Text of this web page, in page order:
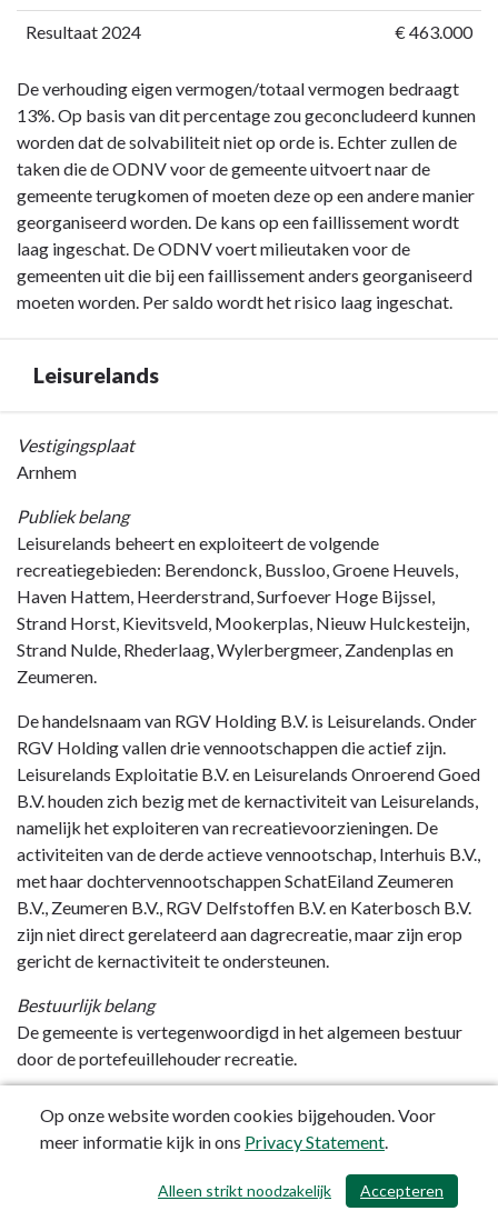
Resultaat 2024 € 463.000
De verhouding eigen vermogen/totaal vermogen bedraagt
13%. Op basis van dit percentage zou geconcludeerd kunnen
worden dat de solvabiliteit niet op orde is. Echter zullen de
taken die de ODNV voor de gemeente uitvoert naar de
gemeente terugkomen of moeten deze op een andere manier
georganiseerd worden. De kans op een faillissement wordt
laag ingeschat. De ODNV voert milieutaken voor de
gemeenten uit die bij een faillissement anders georganiseerd
moeten worden. Per saldo wordt het risico laag ingeschat.
Leisurelands
Terug
naar
Jaarverslag
Paragraaf
Verbonden
partijen
Vestigingsplaat
Arnhem
Publiek belang
Leisurelands beheert en exploiteert de volgende
recreatiegebieden: Berendonck, Bussloo, Groene Heuvels,
Haven Hattem, Heerderstrand, Surfoever Hoge Bijssel,
Strand Horst, Kievitsveld, Mookerplas, Nieuw Hulckesteijn,
Strand Nulde, Rhederlaag, Wylerbergmeer, Zandenplas en
Zeumeren.
De handelsnaam van RGV Holding B.V. is Leisurelands. Onder
RGV Holding vallen drie vennootschappen die actief zijn.
Leisurelands Exploitatie B.V. en Leisurelands Onroerend Goed
B.V. houden zich bezig met de kernactiviteit van Leisurelands,
namelijk het exploiteren van recreatievoorzieningen. De
activiteiten van de derde actieve vennootschap, Interhuis B.V.,
met haar dochtervennootschappen SchatEiland Zeumeren
B.V., Zeumeren B.V., RGV Delfstoffen B.V. en Katerbosch B.V.
zijn niet direct gerelateerd aan dagrecreatie, maar zijn erop
gericht de kernactiviteit te ondersteunen.
Bestuurlijk belang
De gemeente is vertegenwoordigd in het algemeen bestuur
door de portefeuillehouder recreatie.
De gemeente verstrekt geen bijdrage in de exploitatielasten.
Geen bijzondere beleidsvoornemens.
/ 645
Op onze website worden cookies bijgehouden. Voor
meer informatie kijk in ons Privacy Statement.
Accepteren
Alleen strikt noodzakelijk